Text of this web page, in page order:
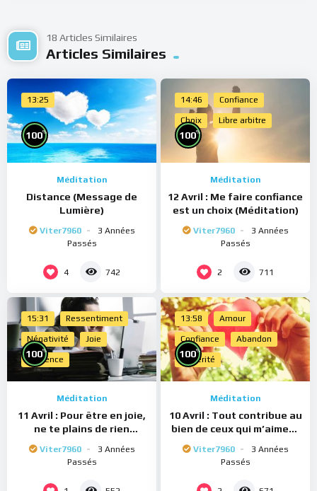
18 Articles Similaires
Articles Similaires
13:25
100%
Méditation
Distance (Message de
Lumière)
Viter7960
3 Années
Passés
4 742
14:46 Confiance
Choix Libre arbitre
100%
Méditation
12 Avril : Me faire confiance
est un choix (Méditation)
Viter7960
3 Années
Passés
2 711
15:31 Ressentiment
Négativité Joie
Présence
100%
Méditation
11 Avril : Pour être en joie,
ne te plains de rien
Viter7960
3 Années
Passés
13:58 Amour
Confiance Abandon
Sincérité
100%
Méditation
10 Avril : Tout contribue au
bien de ceux qui m’aiment
Viter7960
3 Années
Passés